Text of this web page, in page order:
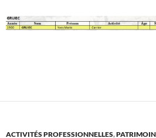
ACTIVITÉS PROFESSIONNELLES,